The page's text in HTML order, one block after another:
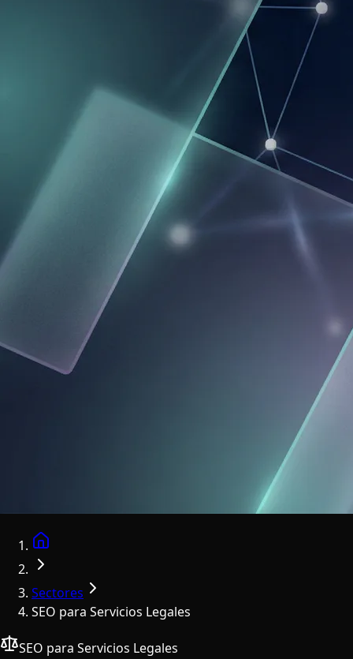
Sectores
SEO para Servicios Legales
SEO para Servicios Legales